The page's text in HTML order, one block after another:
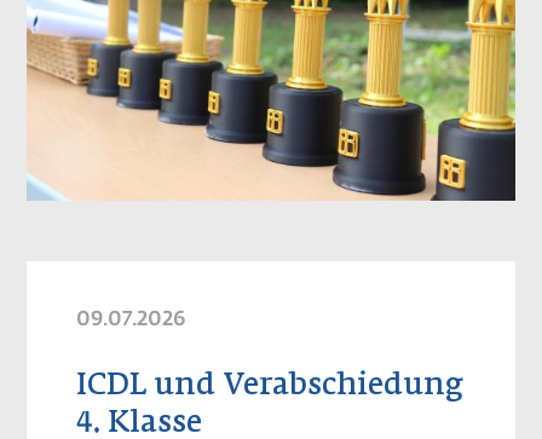
09.07.2026
ICDL und Verabschiedung
4. Klasse